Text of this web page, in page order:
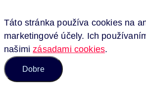
Táto stránka používa cookies na
marketingové účely. Ich
našimizásadami cookies.
Dobre